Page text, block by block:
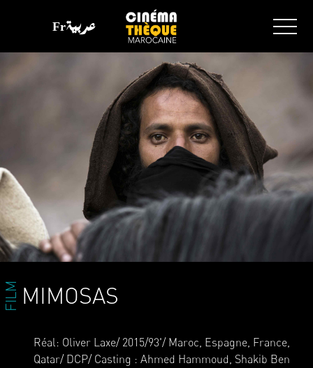
Frعربية
FILM MIMOSAS
Réal: Oliver Laxe/ 2015/93'/ Maroc, Espagne, France,
Qatar/ DCP/ Casting : Ahmed Hammoud, Shakib Ben